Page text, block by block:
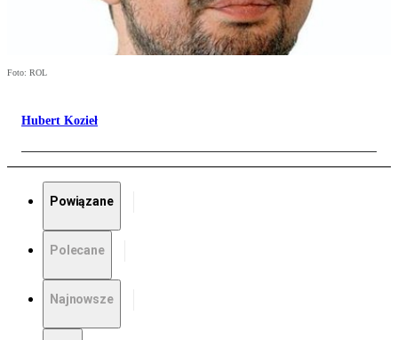
Foto: ROL
Hubert Kozieł
Powiązane
Polecane
Najnowsze